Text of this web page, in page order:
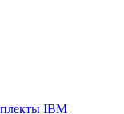
IBM